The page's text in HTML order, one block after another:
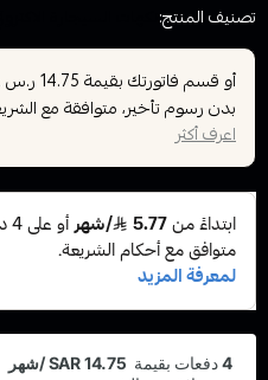
تصنيف المنتج:
أو قسم فاتورتك بقيمة 14.75 ر.س
بدون رسوم تأخير، متوافقة مع
اعرف أكثر